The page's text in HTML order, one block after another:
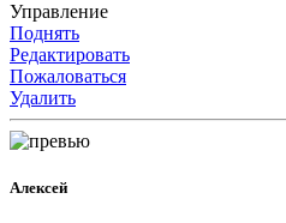
Управление
Поднять
Редактировать
Пожаловаться
Удалить
Алексей